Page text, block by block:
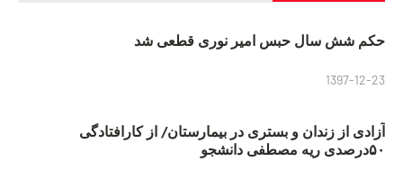
حکم شش سال حبس امیر نوری قطعی شد
1397-12-23
آزادی از زندان و بستری در بیمارستان/ از کارافتادگی
۵۰درصدی ریه مصطفی دانشجو